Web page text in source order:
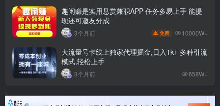
趣闲赚是实用悬赏兼职APP 任务多易上手 能提
现还可邀友分成
3个月前 免费 10000W+
大流量号卡线上独家代理掘金,日入1k+ 多种引流
模式,轻松上手
3个月前 658W+